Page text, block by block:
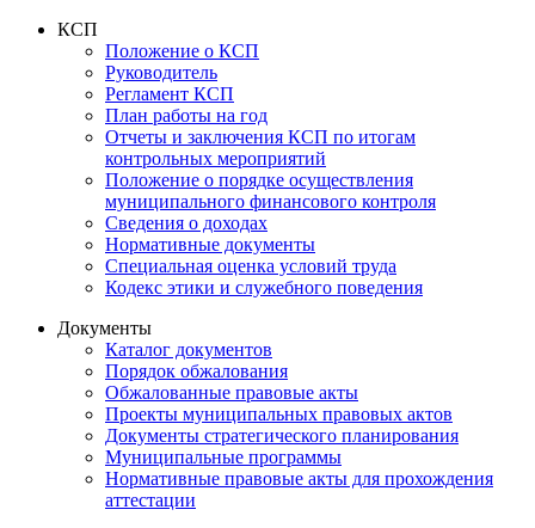
КСП
Положение о КСП
Руководитель
Регламент КСП
План работы на год
Отчеты и заключения КСП по итогам
контрольных мероприятий
Положение о порядке осуществления
муниципального финансового контроля
Сведения о доходах
Нормативные документы
Специальная оценка условий труда
Кодекс этики и служебного поведения
Документы
Каталог документов
Порядок обжалования
Обжалованные правовые акты
Проекты муниципальных правовых актов
Документы стратегического планирования
Муниципальные программы
Нормативные правовые акты для прохождения
аттестации